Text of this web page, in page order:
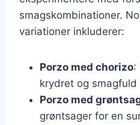
smagskombinationer.
variationer inkluderer:
Porzo med chorizo:
krydret og smagfuld
Porzo med
grøntsager for en